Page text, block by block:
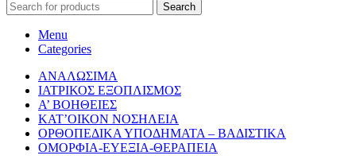
Search
Menu
Categories
ΑΝΑΛΩΣΙΜΑ
ΙΑΤΡΙΚΟΣ ΕΞΟΠΛΙΣΜΟΣ
Α’ ΒΟΗΘΕΙΕΣ
ΚΑΤ’ΟΙΚΟΝ ΝΟΣΗΛΕΙΑ
ΟΡΘΟΠΕΔΙΚΑ ΥΠΟΔΗΜΑΤΑ – ΒΑΔΙΣΤΙΚΑ
ΟΜΟΡΦΙΑ-ΕΥΕΞΙΑ-ΘΕΡΑΠΕΙΑ